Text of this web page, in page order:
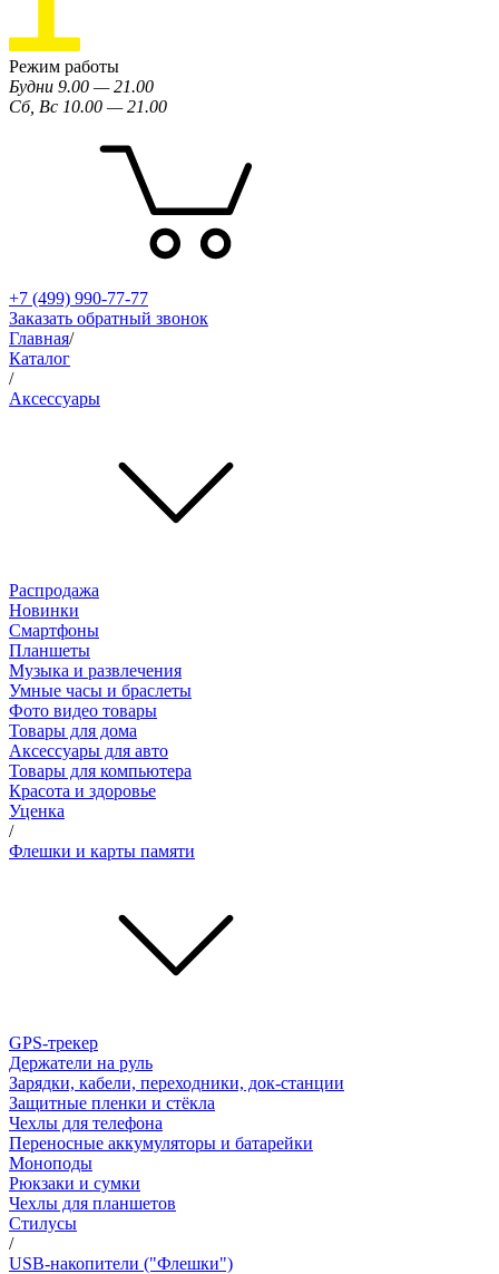
Режим работы
Будни 9.00 — 21.00
Сб, Вс 10.00 — 21.00
+7 (499) 990-77-77
Заказать обратный звонок
Главная/
Каталог
/
Аксессуары
Распродажа
Новинки
Смартфоны
Планшеты
Музыка и развлечения
Умные часы и браслеты
Фото видео товары
Товары для дома
Аксессуары для авто
Товары для компьютера
Красота и здоровье
Уценка
/
Флешки и карты памяти
GPS-трекер
Держатели на руль
Зарядки, кабели, переходники, док-станции
Защитные пленки и стёкла
Чехлы для телефона
Переносные аккумуляторы и батарейки
Моноподы
Рюкзаки и сумки
Чехлы для планшетов
Стилусы
/
USB-накопители ("Флешки")